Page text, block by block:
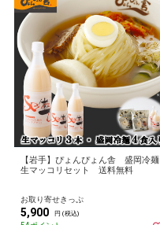
【岩手】ぴょんぴょん舎 盛岡冷麺
生マッコリセット 送料無料
お取り寄せきっぷ
5,900 円 (税込)